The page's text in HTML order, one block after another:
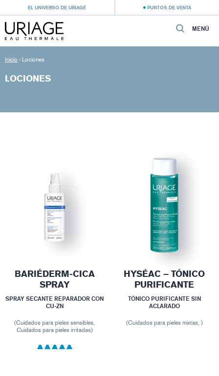
EL UNIVERSO DE URIAGE PUNTOS DE VENTA
MENÚ
Inicio › Lociones
LOCIONES
BARIÉDERM-CICA
SPRAY
SPRAY SECANTE REPARADOR CON
CU-ZN
(Cuidados para pieles sensibles,
Cuidados para pieles irritadas)
HYSÉAC – TÓNICO
PURIFICANTE
TÓNICO PURIFICANTE SIN
ACLARADO
(Cuidados para pieles mixtas, )